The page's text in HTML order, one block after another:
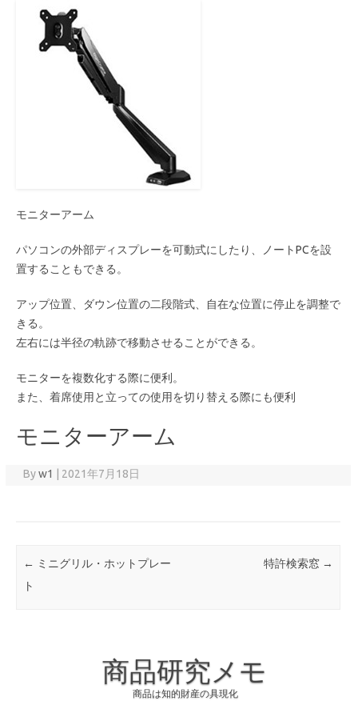
モニターアーム
パソコンの外部ディスプレーを可動式にしたり、ノートPCを設
置することもできる。
アップ位置、ダウン位置の二段階式、自在な位置に停止を調整で
きる。
左右には半径の軌跡で移動させることができる。
モニターを複数化する際に便利。
また、着席使用と立っての使用を切り替える際にも便利
モニターアーム
Byw1 2021年7月18日
Post navigation
← ミニグリル・ホットプレー
ト
特許検索窓 →
商品研究メモ
商品は知的財産の具現化